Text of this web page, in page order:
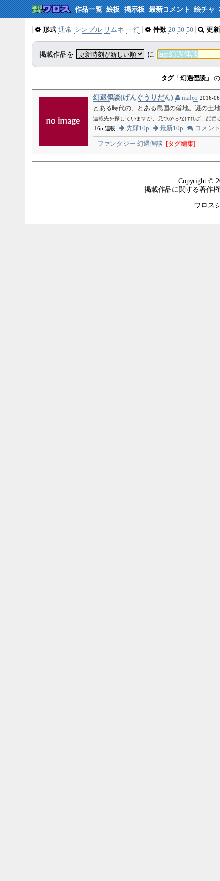
作品一覧 絵板 掲示板 最新コメント 絵チャ
形式 通常 シンプル サムネ 一行 件数 20 30 50 更
掲載作品を に
タグ「幻遇俚談」
幻遇俚談(げんぐうりだん) malco 2016-
とある時代の、とある島国の僻地。謎の土
連載先を探していますが、見つからなければ二話目
16p 連載
先頭10p 最新10p コメント
ファンタジー 幻遇俚談 [タグ編集]
Copyright ©
掲載作品に関する著作
ワロス